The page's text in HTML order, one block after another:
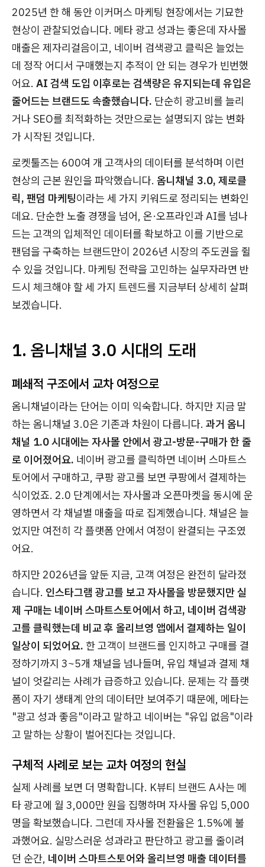
2025년 한 해 동안 이커머스 마케팅 현장에서는 기묘한
현상이 관찰되었습니다. 메타 광고 성과는 좋은데 자사몰
매출은 제자리걸음이고, 네이버 검색광고 클릭은 늘었는
데 정작 어디서 구매했는지 추적이 안 되는 경우가 빈번했
어요. AI 검색 도입 이후로는 검색량은 유지되는데 유입은
줄어드는 브랜드도 속출했습니다. 단순히 광고비를 늘리
거나 SEO를 최적화하는 것만으로는 설명되지 않는 변화
가 시작된 것입니다.
로켓툴즈는 600여 개 고객사의 데이터를 분석하며 이런
현상의 근본 원인을 파악했습니다. 옴니채널 3.0, 제로클
릭, 팬덤 마케팅이라는 세 가지 키워드로 정리되는 변화인
데요. 단순한 노출 경쟁을 넘어, 온·오프라인과 AI를 넘나
드는 고객의 입체적인 데이터를 확보하고 이를 기반으로
팬덤을 구축하는 브랜드만이 2026년 시장의 주도권을 쥘
수 있을 것입니다. 마케팅 전략을 고민하는 실무자라면 반
드시 체크해야 할 세 가지 트렌드를 지금부터 상세히 살펴
보겠습니다.
1. 옴니채널 3.0 시대의 도래
폐쇄적 구조에서 교차 여정으로
옴니채널이라는 단어는 이미 익숙합니다. 하지만 지금 말
하는 옴니채널 3.0은 기존과 차원이 다릅니다. 과거 옴니
채널 1.0 시대에는 자사몰 안에서 광고-방문-구매가 한 줄
로 이어졌어요. 네이버 광고를 클릭하면 네이버 스마트스
토어에서 구매하고, 쿠팡 광고를 보면 쿠팡에서 결제하는
식이었죠. 2.0 단계에서는 자사몰과 오픈마켓을 동시에 운
영하면서 각 채널별 매출을 따로 집계했습니다. 채널은 늘
었지만 여전히 각 플랫폼 안에서 여정이 완결되는 구조였
어요.
하지만 2026년을 앞둔 지금, 고객 여정은 완전히 달라졌
습니다. 인스타그램 광고를 보고 자사몰을 방문했지만 실
제 구매는 네이버 스마트스토어에서 하고, 네이버 검색광
고를 클릭했는데 비교 후 올리브영 앱에서 결제하는 일이
일상이 되었어요. 한 고객이 브랜드를 인지하고 구매를 결
정하기까지 3~5개 채널을 넘나들며, 유입 채널과 결제 채
널이 엇갈리는 사례가 급증하고 있습니다. 문제는 각 플랫
폼이 자기 생태계 안의 데이터만 보여주기 때문에, 메타는
"광고 성과 좋음"이라고 말하고 네이버는 "유입 없음"이라
고 말하는 상황이 벌어진다는 것입니다.
구체적 사례로 보는 교차 여정의 현실
실제 사례를 보면 더 명확합니다. K뷰티 브랜드 A사는 메
타 광고에 월 3,000만 원을 집행하며 자사몰 유입 5,000
명을 확보했습니다. 그런데 자사몰 전환율은 1.5%에 불
과했어요. 실망스러운 성과라고 판단하고 광고를 줄이려
던 순간, 네이버 스마트스토어와 올리브영 매출 데이터를